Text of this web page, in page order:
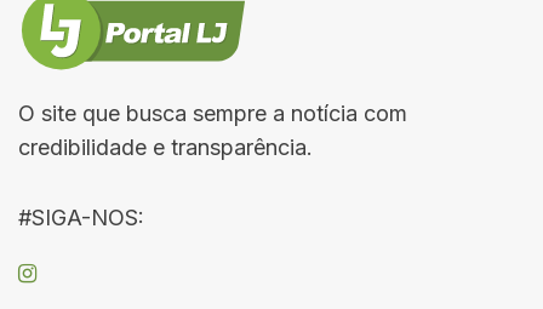
O site que busca sempre a notícia com
credibilidade e transparência.
#SIGA-NOS: